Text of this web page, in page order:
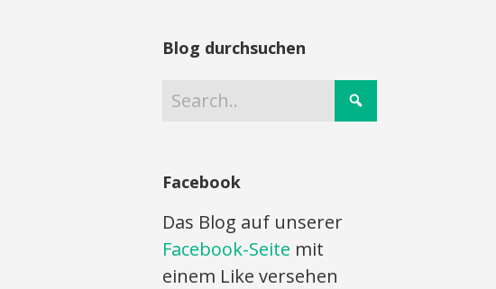
Blog durchsuchen
Facebook
Das Blog auf unserer
Facebook-Seite mit
einem Like versehen